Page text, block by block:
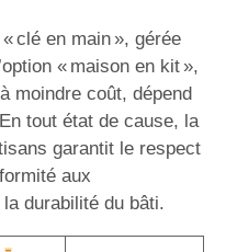
clé en main », gérée
« maison en kit »,
moindre coût, dépend
tout état de cause, la
garantit le respect
aux
durabilité du bâti.